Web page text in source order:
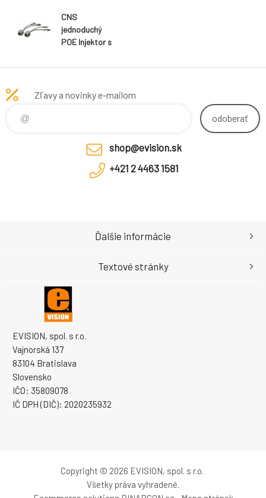
CNS
jednoduchý
POE Injektor s
sada
Zľavy a novinky e-mailom
odoberať
shop@evision.sk
+421 2 4463 1581
EVISION, spol. s r.o.
Vajnorská 137
83104 Bratislava
Slovensko
IČO: 35809078
IČ DPH (DIČ): 2020235932
Ďalšie informácie
Textové stránky
Copyright © 2026 EVISION, spol. s r.o.
Všetky práva vyhradené.